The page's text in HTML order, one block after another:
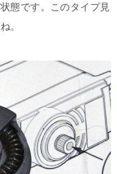
態です。このタイプ見
。